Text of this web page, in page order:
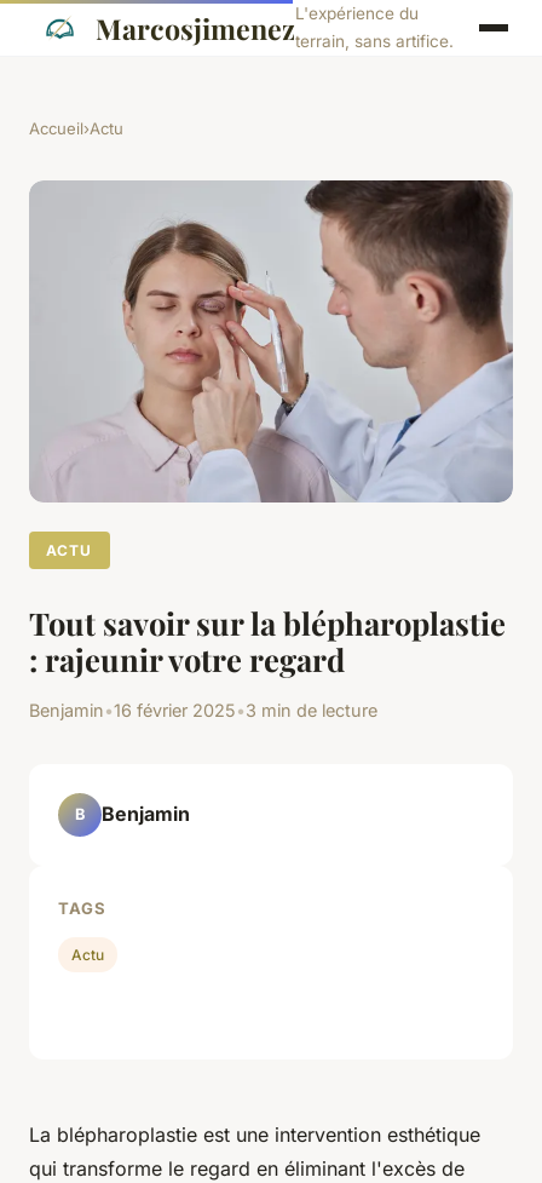
MarcosjimenezL'expérience du
terrain, sans artifice.
Accueil›Actu
ACTU
Tout savoir sur la blépharoplastie
: rajeunir votre regard
Benjamin•16 février 2025•3 min de lecture
La blépharoplastie est une intervention esthétique
qui transforme le regard en éliminant l'excès de
B Benjamin
TAGS
Actu